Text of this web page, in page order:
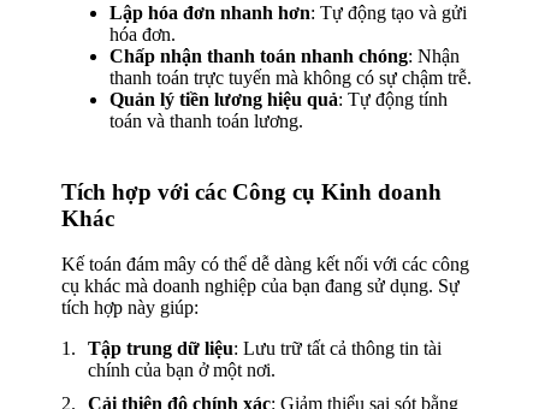
Lập hóa đơn nhanh hơn: Tự động tạo và gửi
hóa đơn.
Chấp nhận thanh toán nhanh chóng: Nhận
thanh toán trực tuyến mà không có sự chậm trễ.
Quản lý tiền lương hiệu quả: Tự động tính
toán và thanh toán lương.
Tích hợp với các Công cụ Kinh doanh
Khác
Kế toán đám mây có thể dễ dàng kết nối với các công
cụ khác mà doanh nghiệp của bạn đang sử dụng. Sự
tích hợp này giúp:
Tập trung dữ liệu: Lưu trữ tất cả thông tin tài
chính của bạn ở một nơi.
Cải thiện độ chính xác: Giảm thiểu sai sót bằng